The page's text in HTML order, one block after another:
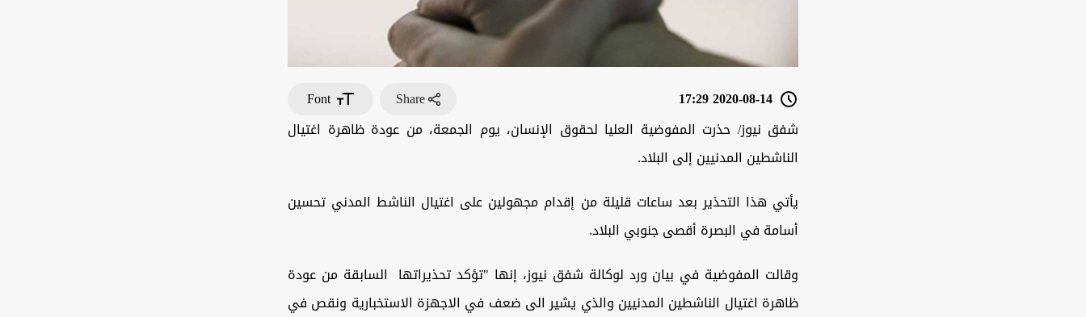
2020-08-14 17:29
Share
Font
شفق نيوز/ حذرت المفوضية العليا لحقوق الإنسان، يوم الجمعة، من عودة ظاهرة اغتيال
الناشطين المدنيين إلى البلاد.
يأتي هذا التحذير بعد ساعات قليلة من إقدام مجهولين على اغتيال الناشط المدني تحسين
أسامة في البصرة أقصى جنوبي البلاد.
وقالت المفوضية في بيان ورد لوكالة شفق نيوز، إنها "تؤكد تحذيراتها السابقة من عودة
ظاهرة اغتيال الناشطين المدنيين والذي يشير الى ضعف في الاجهزة الاستخبارية ونقص في